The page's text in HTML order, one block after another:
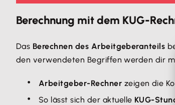
Berechnung mit dem KUG-
Das Berechnen des Arbeitgeberanteils
den verwendeten Begriffen werden dir
Arbeitgeber-Rechner zeigen die
So lässt sich der aktuelle KUG-